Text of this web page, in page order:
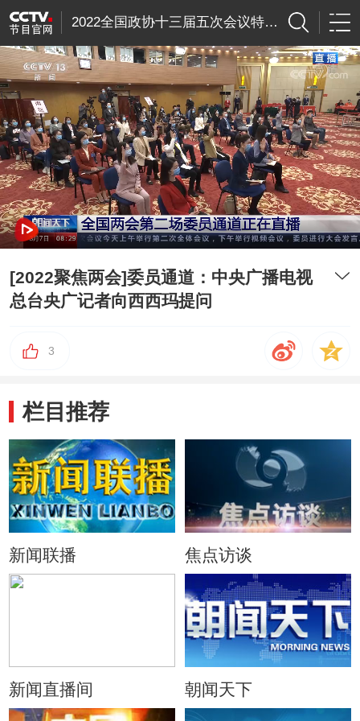
2022全国政协十三届五次会议特别节目
[2022聚焦两会]委员通道：中央广播电视
总台央广记者向西西玛提问
3
栏目推荐
新闻联播 焦点访谈
新闻直播间 朝闻天下